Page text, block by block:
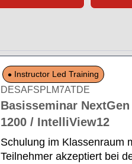
Instructor Led Training
DESAFSPLM7ATDE
Basisseminar
1200 / IntelliView12
Schulung im Klassenraum
Teilnehmer akzeptiert bei